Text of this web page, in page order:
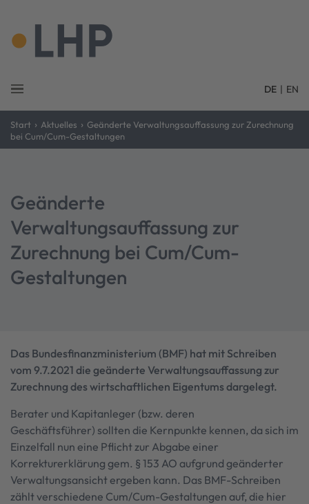
DE | EN
Start › Aktuelles › Geänderte Verwaltungsauffassung zur Zurechnung
bei Cum/Cum-Gestaltungen
Geänderte
Verwaltungsauffassung zur
Zurechnung bei Cum/Cum-
Gestaltungen
Das Bundesfinanzministerium (BMF) hat mit Schreiben
vom 9.7.2021 die geänderte Verwaltungsauffassung zur
Zurechnung des wirtschaftlichen Eigentums dargelegt.
Berater und Kapitanleger (bzw. deren
Geschäftsführer) sollten die Kernpunkte kennen, da sich im
Einzelfall nun eine Pflicht zur Abgabe einer
Korrekturerklärung gem. § 153 AO aufgrund geänderter
Verwaltungsansicht ergeben kann. Das BMF-Schreiben
zählt verschiedene Cum/Cum-Gestaltungen auf, die hier